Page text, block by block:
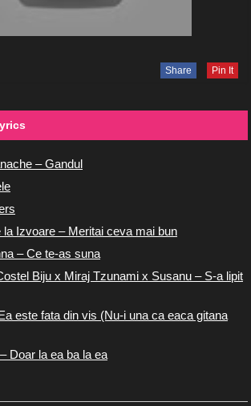
Share Pin It
– Gandul
Izvoare – Meritai ceva mai bun
– Ce te-as suna
Biju x Miraj Tzunami x Susanu – S-a lipit
este fata din vis (Nu-i una ca eaca gitana
Doar la ea ba la ea